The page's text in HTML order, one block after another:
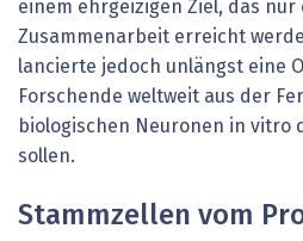
einem ehrgeizigen Ziel, das
Zusammenarbeit erreicht
lancierte jedoch unlängst eine
Forschende weltweit aus der
biologischen Neuronen in vitro
sollen.
Stammzellen vom